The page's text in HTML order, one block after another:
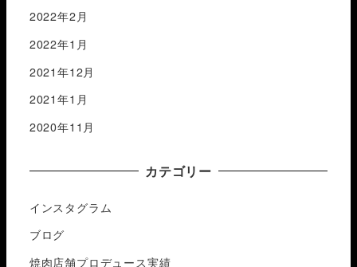
2022年2月
2022年1月
2021年12月
2021年1月
2020年11月
カテゴリー
インスタグラム
ブログ
焼肉店舗プロデュース実績